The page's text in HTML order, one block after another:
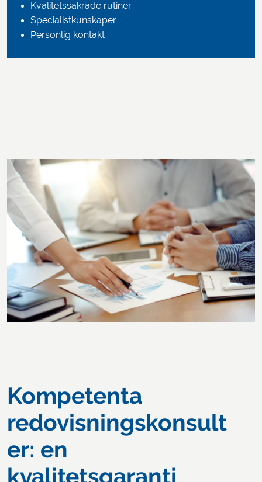
Kvalitetssäkrade rutiner
Specialistkunskaper
Personlig kontakt
Kompetenta
redovisningskonsult
er: en
kvalitetsgaranti